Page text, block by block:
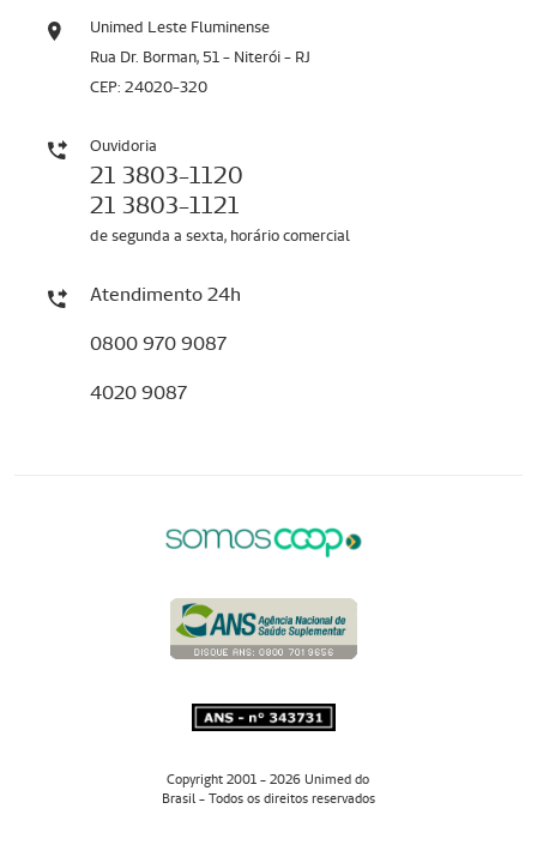
Unimed Leste Fluminense
Rua Dr. Borman, 51 - Niterói - RJ
CEP: 24020-320
Ouvidoria
21 3803-1120
21 3803-1121
de segunda a sexta, horário comercial
Atendimento 24h
0800 970 9087
4020 9087
Copyright 2001 - 2026 Unimed do
Brasil - Todos os direitos reservados